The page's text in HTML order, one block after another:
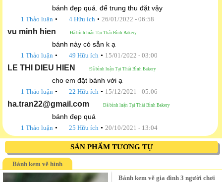
bánh đẹp quá. để trung thu đặt vậy
1 Thảo luận • 4 Hữu ích • 26/01/2022 - 06:58
vu minh hien Đã bình luận Tại Thái Bình Bakery
bánh này có sẵn k ạ
1 Thảo luận • 49 Hữu ích • 15/01/2022 - 03:00
LE THI DIEU HIEN Đã bình luận Tại Thái Bình Bakery
cho em đặt bánh với ạ
1 Thảo luận • 22 Hữu ích • 15/12/2021 - 05:06
ha.tran22@gmail.com Đã bình luận Tại Thái Bình Bakery
bánh đẹp quá
1 Thảo luận • 25 Hữu ích • 20/10/2021 - 13:04
SẢN PHẨM TƯƠNG TỰ
Bánh kem vẽ hình
Bánh kem vẽ gia đình 3 người chơi